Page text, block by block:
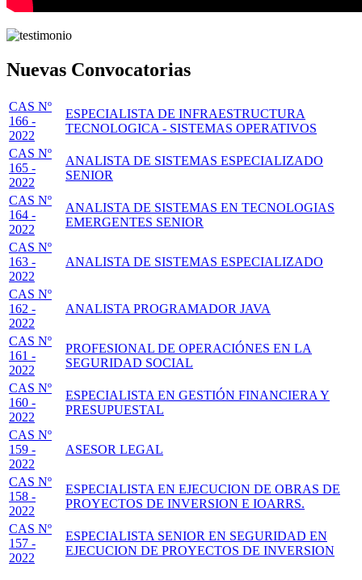
Nuevas Convocatorias
CAS Nº
166 -
2022
ESPECIALISTA DE INFRAESTRUCTURA
TECNOLOGICA - SISTEMAS OPERATIVOS
CAS Nº
165 -
2022
ANALISTA DE SISTEMAS ESPECIALIZADO
SENIOR
CAS Nº
164 -
2022
ANALISTA DE SISTEMAS EN TECNOLOGIAS
EMERGENTES SENIOR
CAS Nº
163 -
2022
ANALISTA DE SISTEMAS ESPECIALIZADO
CAS Nº
162 -
2022
ANALISTA PROGRAMADOR JAVA
CAS Nº
161 -
2022
PROFESIONAL DE OPERACIÓNES EN LA
SEGURIDAD SOCIAL
CAS Nº
160 -
2022
ESPECIALISTA EN GESTIÓN FINANCIERA Y
PRESUPUESTAL
CAS Nº
159 -
2022
ASESOR LEGAL
CAS Nº
158 -
2022
ESPECIALISTA EN EJECUCION DE OBRAS DE
PROYECTOS DE INVERSION E IOARRS.
CAS Nº
157 -
2022
ESPECIALISTA SENIOR EN SEGURIDAD EN
EJECUCION DE PROYECTOS DE INVERSION